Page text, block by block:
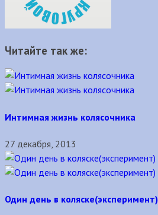
Читайте так же:
Интимная жизнь колясочника
27 декабря, 2013
Один день в коляске(эксперимент)